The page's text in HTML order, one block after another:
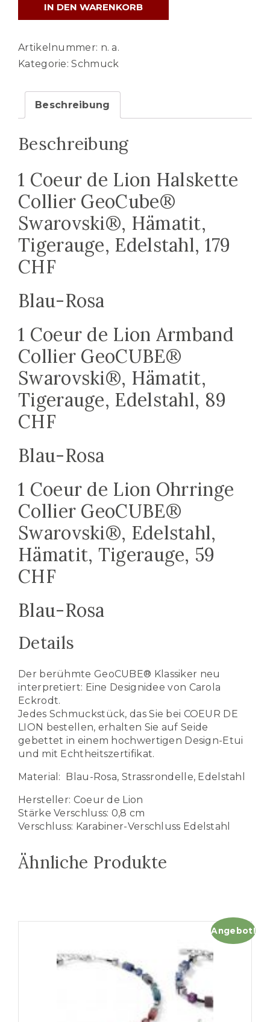
2839-
0719
Rosa)
Menge
IN DEN WARENKORB
Artikelnummer: n. a.
Kategorie:Schmuck
Beschreibung
Beschreibung
1 Coeur de Lion Halskette
Collier GeoCube®
Swarovski®, Hämatit,
Tigerauge, Edelstahl, 179
CHF
Blau-Rosa
1 Coeur de Lion Armband
Collier GeoCUBE®
Swarovski®, Hämatit,
Tigerauge, Edelstahl, 89
CHF
Blau-Rosa
1 Coeur de Lion Ohrringe
Collier GeoCUBE®
Swarovski®, Edelstahl,
Hämatit, Tigerauge, 59
CHF
Blau-Rosa
Details
Der berühmte GeoCUBE® Klassiker neu
interpretiert: Eine Designidee von Carola
Eckrodt.
Jedes Schmuckstück, das Sie bei COEUR DE
LION bestellen, erhalten Sie auf Seide
gebettet in einem hochwertigen Design-Etui
und mit Echtheitszertifikat.
Material: Blau-Rosa, Strassrondelle, Edelstahl
Hersteller: Coeur de Lion
Stärke Verschluss: 0,8 cm
Verschluss: Karabiner-Verschluss Edelstahl
Ähnliche Produkte
Angebot!